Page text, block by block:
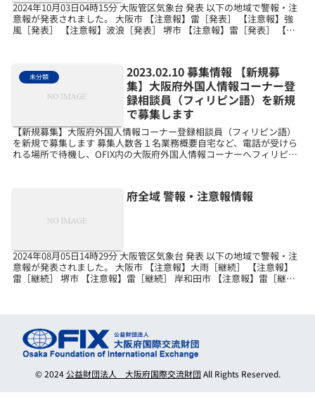
2024年10月03日04時15分 大阪管区気象台 発表 以下の地域で警報・注
意報が発表されました。 大阪市 【注意報】雷［発表］ 【注意報】強
風［発表］ 【注意報】波浪［発表］ 堺市 【注意報】雷［発表］ 【注
未分類
2023.02.10 募集情報 【新規募
集】大阪府外国人情報コーナー登
録相談員（フィリピン語）を新規
で募集します
【新規募集】大阪府外国人情報コーナー登録相談員（フィリピン語）
を新規で募集します 募集人数各１名業務概要自宅など、電話が受けら
れる場所で待機し、OFIX内の大阪府外国人情報コーナーへフィリピン
府全域 警報・注意報情報
2024年08月05日14時29分 大阪管区気象台 発表 以下の地域で警報・注
意報が発表されました。 大阪市 【注意報】大雨［継続］ 【注意報】
雷［継続］ 堺市 【注意報】雷［継続］ 岸和田市 【注意報】雷［継
© 2024公益財団法人 大阪府国際交流財団 All Rights Reserved.